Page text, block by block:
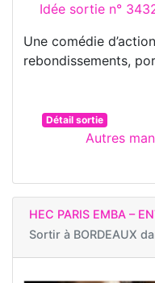
Idée sortie n°
Une comédie
rebondissements,
Détail sortie
Autres
HEC PARIS EMBA –
Sortir à BORDEAUX